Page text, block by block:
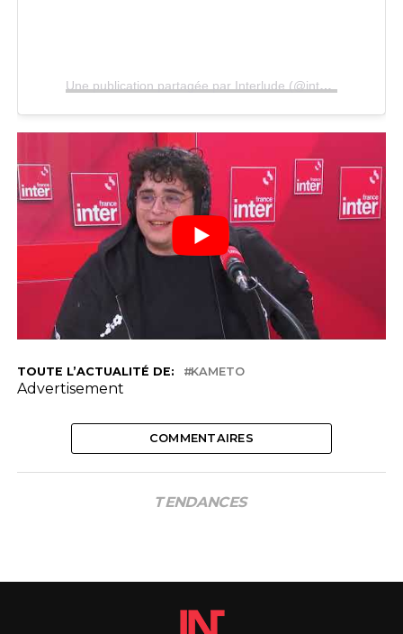
Une publication partagée par Interlude (@interlude)
TOUTE L’ACTUALITÉ DE: KAMETO
Advertisement
COMMENTAIRES
TENDANCES